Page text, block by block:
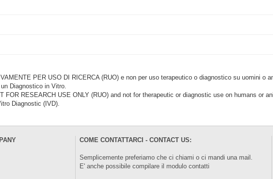
PER USO DI RICERCA (RUO) e non per uso terapeutico o diagnostico su uomini o
Diagnostico in Vitro.
FOR RESEARCH USE ONLY (RUO) and not for therapeutic or diagnostic use on humans or
Diagnostic (IVD).
COME CONTATTARCI - CONTACT US:
Semplicemente preferiamo che ci chiami o ci mandi una mail.
E' anche possibile compilare il modulocontatti